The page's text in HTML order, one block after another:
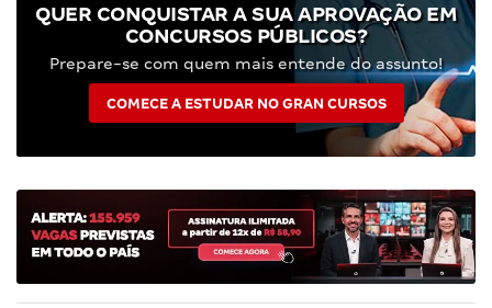
QUER CONQUISTAR A SUA APROVAÇÃO EM
CONCURSOS PÚBLICOS?
Prepare-se com quem mais entende do assunto!
COMECE A ESTUDAR NO GRAN CURSOS